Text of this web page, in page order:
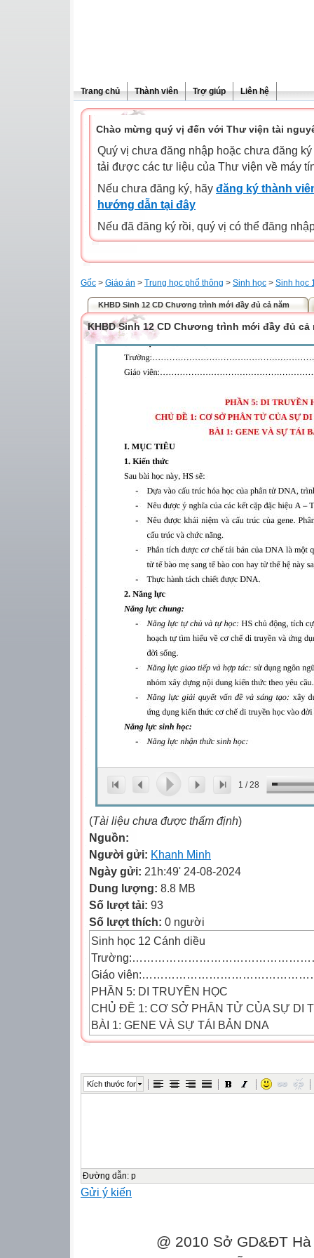
Trang chủ Thành viên Trợ giúp Liên hệ
Chào mừng quý vị đến với Thư viện tài
Quý vị chưa đăng nhập hoặc chưa đăng
tải được các tư liệu của Thư viện về máy
Nếu chưa đăng ký, hãy đăng ký thành
hướng dẫn tại đây
Nếu đã đăng ký rồi, quý vị có thể đăng
Gốc > Giáo án > Trung học phổ thông > Sinh học > Sinh học
KHBD Sinh 12 CD Chương trình mới đầy đủ cả năm
KHBD Sinh 12 CD Chương trình mới đầy đủ cả
1 /28
(Tài liệu chưa được thẩm định)
Nguồn:
Người gửi: Khanh Minh
Ngày gửi: 21h:49' 24-08-2024
Dung lượng: 8.8 MB
Số lượt tải: 93
Số lượt thích: 0 người
Sinh học 12 Cánh diều
Giáo
PHẦN 5: DI TRUYỀN HỌC
CHỦ ĐỀ 1: CƠ SỞ PHÂN TỬ CỦA SỰ DI
BÀI 1: GENE VÀ SỰ TÁI BẢN DNA
I. MỤC TIÊU
Sau bài học này, HS sẽ:
-
-
Kích thước font
Đường dẫn: p
Gửi ý kiến
@ 2010 Sở GD&ĐT